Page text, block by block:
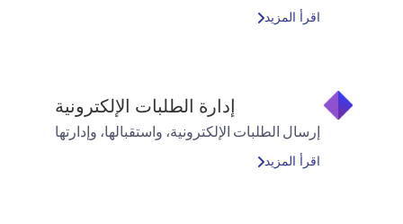
اقرأ المزيد
إدارة الطلبات الإلكترونية
إرسال الطلبات الإلكترونية، واستقبالها، وإدارتها
اقرأ المزيد